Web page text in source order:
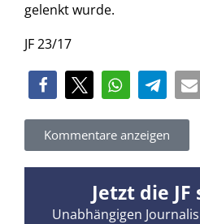
gelenkt wurde.
JF 23/17
Kommentare anzeigen
Jetzt die
Unabhängigen